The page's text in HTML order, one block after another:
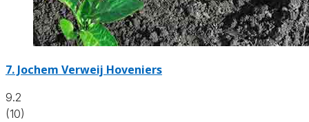
7. Jochem Verweij Hoveniers
9.2
(10)